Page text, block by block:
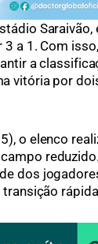
a 1. Com
a
vitória por
o elenco
dos